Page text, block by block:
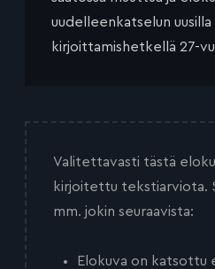
uudelleenkatselun
kirjoittamishetkellä 27-
Valitettavasti tästä
kirjoitettu tekstiarviota.
mm. jokin seuraavista:
Elokuva on katsottu